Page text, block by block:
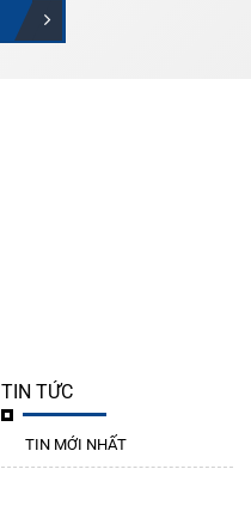
TIN TỨC
TIN MỚI NHẤT